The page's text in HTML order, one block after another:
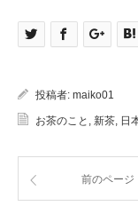
投稿者: maiko01
お茶のこと , 新茶, 日
前のページ